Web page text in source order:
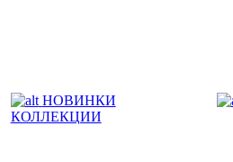
НОВИНКИ
КОЛЛЕКЦИИ